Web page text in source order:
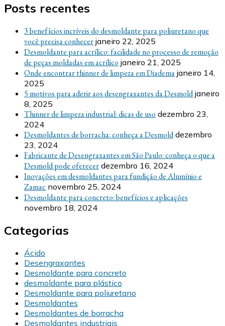
Posts recentes
3 benefícios incríveis do desmoldante para poliuretano que
você precisa conhecer janeiro 22, 2025
Desmoldante para acrílico: facilidade no processo de remoção
de peças moldadas em acrílico janeiro 21, 2025
Onde encontrar thinner de limpeza em Diadema janeiro 14,
2025
5 motivos para aderir aos desengraxantes da Desmold janeiro
8, 2025
Thinner de limpeza industrial: dicas de uso dezembro 23,
2024
Desmoldantes de borracha: conheça a Desmold dezembro
23, 2024
Fabricante de Desengraxantes em São Paulo: conheça o que a
Desmold pode oferecer dezembro 16, 2024
Inovações em desmoldantes para fundição de Alumínio e
Zamac novembro 25, 2024
Desmoldante para concreto: benefícios e aplicações
novembro 18, 2024
Categorias
Ácido
Desengraxantes
Desmoldante para concreto
desmoldante para plástico
Desmoldante para poliuretano
Desmoldantes
Desmoldantes de borracha
Desmoldantes industriais